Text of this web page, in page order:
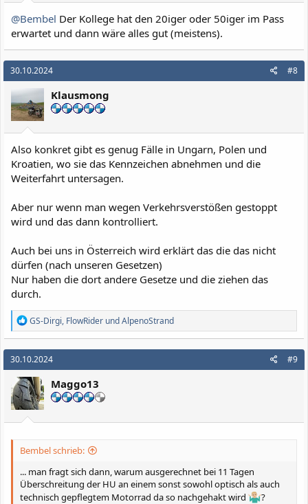
@Bembel Der Kollege hat den 20iger oder 50iger im Pass
erwartet und dann wäre alles gut (meistens).
30.10.2024 #8
Klausmong
Also konkret gibt es genug Fälle in Ungarn, Polen und
Kroatien, wo sie das Kennzeichen abnehmen und die
Weiterfahrt untersagen.
Aber nur wenn man wegen Verkehrsverstößen gestoppt
wird und das dann kontrolliert.
Auch bei uns in Österreich wird erklärt das die das nicht
dürfen (nach unseren Gesetzen)
Nur haben die dort andere Gesetze und die ziehen das
durch.
R
e
a
k
t
i
o
n
e
n
GS-Dirgi, FlowRider undAlpenoStrand
30.10.2024 #9
Maggo13
Bembel schrieb:
... man fragt sich dann, warum ausgerechnet bei 11 Tagen
Überschreitung der HU an einem sonst sowohl optisch als auch
technisch gepflegtem Motorrad da so nachgehakt wird
?